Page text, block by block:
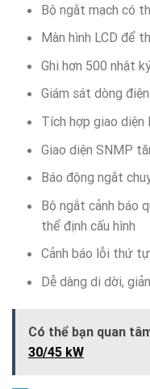
Bộ ngắt mạch có
Màn hình LCD để
Ghi hơn 500 nhật
Giám sát dòng
Tích hợp giao
Giao diện SNMP
Báo động ngắt
Bộ ngắt cảnh báo
thể định cấu hình
Cảnh báo lỗi thứ
Dễ dàng di dời,
Có thể bạn quan
30/45 kW